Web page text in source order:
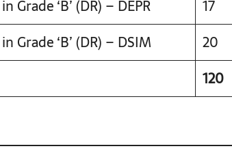
Grade ‘B’ (DR) – DEPR
17
Grade ‘B’ (DR) – DSIM
20
120